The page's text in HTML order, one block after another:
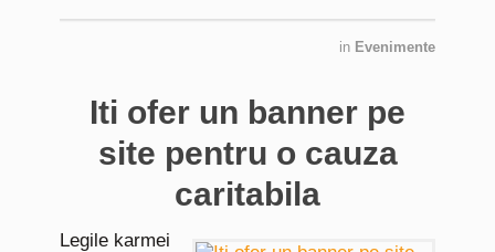
in Evenimente
Iti ofer un banner pe
site pentru o cauza
caritabila
Legile karmei